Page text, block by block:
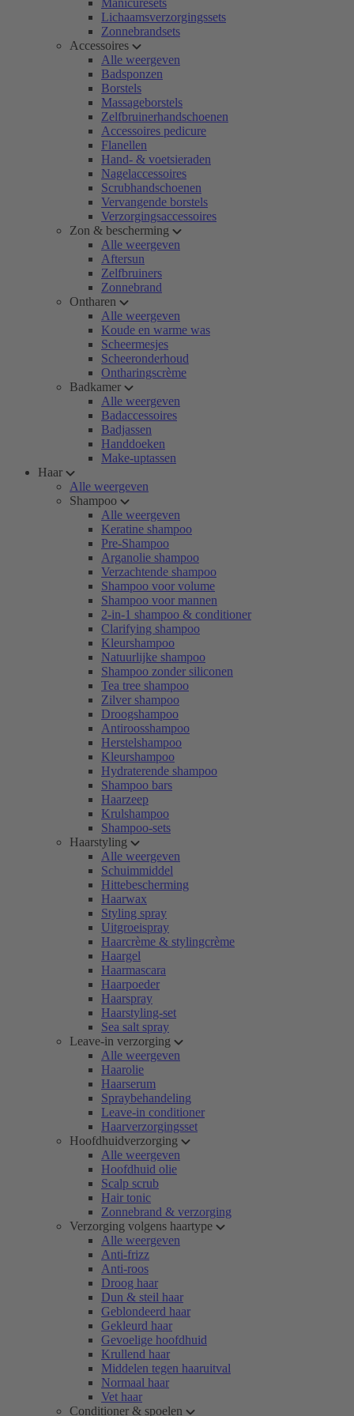
Manicuresets
Lichaamsverzorgingssets
Zonnebrandsets
Accessoires
Alle weergeven
Badsponzen
Borstels
Massageborstels
Zelfbruinerhandschoenen
Accessoires pedicure
Flanellen
Hand- & voetsieraden
Nagelaccessoires
Scrubhandschoenen
Vervangende borstels
Verzorgingsaccessoires
Zon & bescherming
Alle weergeven
Aftersun
Zelfbruiners
Zonnebrand
Ontharen
Alle weergeven
Koude en warme was
Scheermesjes
Scheeronderhoud
Ontharingscrème
Badkamer
Alle weergeven
Badaccessoires
Badjassen
Handdoeken
Make-uptassen
Haar
Alle weergeven
Shampoo
Alle weergeven
Keratine shampoo
Pre-Shampoo
Arganolie shampoo
Verzachtende shampoo
Shampoo voor volume
Shampoo voor mannen
2-in-1 shampoo & conditioner
Clarifying shampoo
Kleurshampoo
Natuurlijke shampoo
Shampoo zonder siliconen
Tea tree shampoo
Zilver shampoo
Droogshampoo
Antiroosshampoo
Herstelshampoo
Kleurshampoo
Hydraterende shampoo
Shampoo bars
Haarzeep
Krulshampoo
Shampoo-sets
Haarstyling
Alle weergeven
Schuimmiddel
Hittebescherming
Haarwax
Styling spray
Uitgroeispray
Haarcrème & stylingcrème
Haargel
Haarmascara
Haarpoeder
Haarspray
Haarstyling-set
Sea salt spray
Leave-in verzorging
Alle weergeven
Haarolie
Haarserum
Spraybehandeling
Leave-in conditioner
Haarverzorgingsset
Hoofdhuidverzorging
Alle weergeven
Hoofdhuid olie
Scalp scrub
Hair tonic
Zonnebrand & verzorging
Verzorging volgens haartype
Alle weergeven
Anti-frizz
Anti-roos
Droog haar
Dun & steil haar
Geblondeerd haar
Gekleurd haar
Gevoelige hoofdhuid
Krullend haar
Middelen tegen haaruitval
Normaal haar
Vet haar
Conditioner & spoelen